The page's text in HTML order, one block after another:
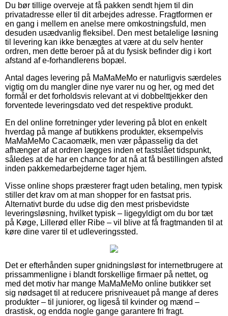
Du bør tillige overveje at få pakken sendt hjem til din
privatadresse eller til dit arbejdes adresse. Fragtformen er
en gang i mellem en anelse mere omkostningsfuld, men
desuden usædvanlig fleksibel. Den mest betalelige løsning
til levering kan ikke benægtes at være at du selv henter
ordren, men dette beroer på at du fysisk befinder dig i kort
afstand af e-forhandlerens bopæl.
Antal dages levering på MaMaMeMo er naturligvis særdeles
vigtig om du mangler dine nye varer nu og her, og med det
formål er det forholdsvis relevant at vi dobbelttjekker den
forventede leveringsdato ved det respektive produkt.
En del online forretninger yder levering på blot en enkelt
hverdag på mange af butikkens produkter, eksempelvis
MaMaMeMo Cacaomælk, men vær påpasselig da det
afhænger af at ordren lægges inden et fastslået tidspunkt,
således at de har en chance for at nå at få bestillingen afsted
inden pakkemedarbejderne tager hjem.
Visse online shops præsterer fragt uden betaling, men typisk
stiller det krav om at man shopper for en fastsat pris.
Alternativt burde du udse dig den mest prisbevidste
leveringsløsning, hvilket typisk – ligegyldigt om du bor tæt
på Køge, Lillerød eller Ribe – vil blive at få fragtmanden til at
køre dine varer til et udleveringssted.
Det er efterhånden super gnidningsløst for internetbrugere at
prissammenligne i blandt forskellige firmaer på nettet, og
med det motiv har mange MaMaMeMo online butikker set
sig nødsaget til at reducere prisniveauet på mange af deres
produkter – til juniorer, og ligeså til kvinder og mænd –
drastisk, og endda nogle gange garantere fri fragt.